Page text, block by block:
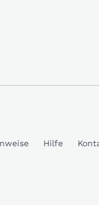
Hilfe